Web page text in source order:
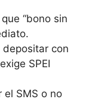
“bono sin
con
SPEI
el SMS o no